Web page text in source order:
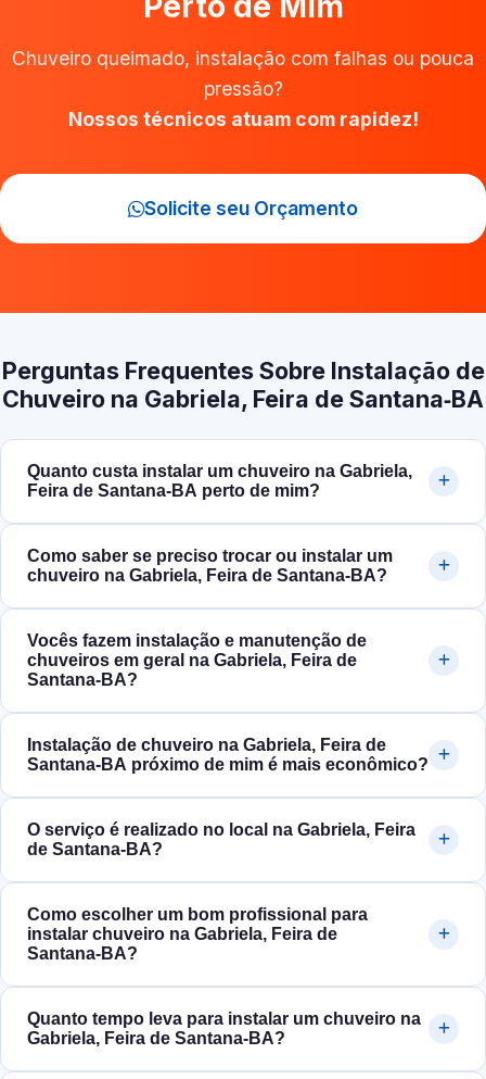
Chuveiro queimado, instalação com falhas ou pouca
pressão?
Nossos técnicos atuam com rapidez!
Solicite seu Orçamento
Perguntas Frequentes Sobre Instalação de
Chuveiro na Gabriela, Feira de Santana‑BA
Quanto custa instalar um chuveiro na Gabriela,
Feira de Santana‑BA perto de mim?
Como saber se preciso trocar ou instalar um
chuveiro na Gabriela, Feira de Santana‑BA?
Vocês fazem instalação e manutenção de
chuveiros em geral na Gabriela, Feira de
Santana‑BA?
Instalação de chuveiro na Gabriela, Feira de
Santana‑BA próximo de mim é mais econômico?
O serviço é realizado no local na Gabriela, Feira
de Santana‑BA?
Como escolher um bom profissional para
instalar chuveiro na Gabriela, Feira de
Santana‑BA?
Quanto tempo leva para instalar um chuveiro na
Gabriela, Feira de Santana‑BA?